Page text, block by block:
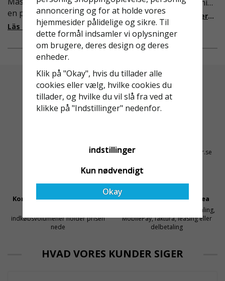
en pålitlig partner inom
fallskydd och
säkerhetslösningar föll
valet på
Ställningsprodukter.se.
Med daglig verksamhet på
hög höjd är det avgörande
för dem att samarbeta
med en leverantör som
Läs mer om varför Derome väljer oss
våra regler för rullställning
i Sverige slappare än de
från EU i skrivande stund,
men detta kommer det bli
ändring på. Från och med
föreskrifter i kraft i
Sverige gällande
rullställningar, med s
Läs mer om de nya reglerna!
kontakt@stallningsprodukter.se
Konkurrencedygtige Priser
indkøbsvolumener holder prisen
nede
Sikker Betaling Med Svea
Sikre betalinger med kortbetaling,
MobilePay, faktura, leasing eller
delbetaling
HVAD VORES KUNDER SIGER
annoncering og for at holde vores
hjemmesider pålidelige og sikre. Til
dette formål indsamler vi oplysninger
om brugere, deres design og deres
enheder.
Klik på "Okay", hvis du tillader alle
cookies eller vælg, hvilke cookies du
tillader, og hvilke du vil slå fra ved at
klikke på "Indstillinger" nedenfor.
indstillinger
Kun nødvendigt
Okay